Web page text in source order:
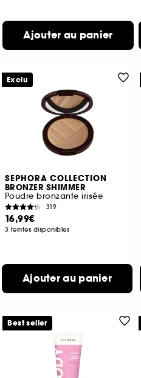
Ajouter au panier
SEPHORA COLLECTION
BRONZER SHIMMER
Poudre bronzante irisée
319
16,99€
3 teintes disponibles
Ajouter au panier
Exclu
Best seller